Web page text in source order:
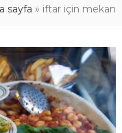
sayfa » iftar için mekan